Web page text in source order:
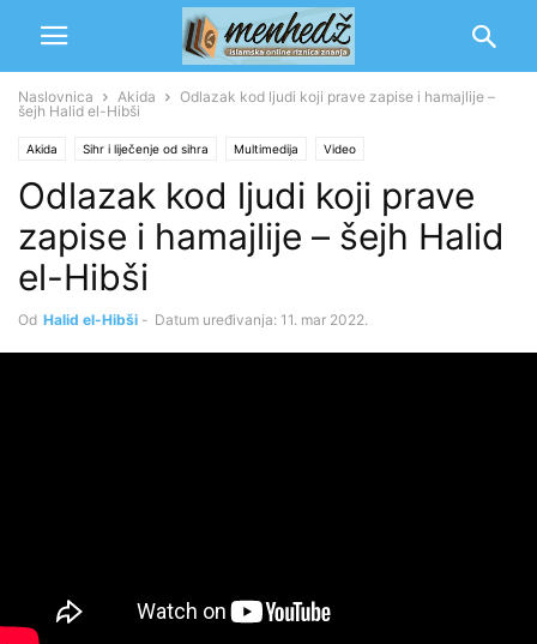
Naslovnica Akida
Odlazak kod ljudi koji prave zapise i hamajlije –
šejh Halid el-Hibši
Akida Sihr i liječenje od sihra Multimedija Video
Odlazak kod ljudi koji prave
zapise i hamajlije – šejh Halid
el-Hibši
Od Halid el-Hibši - Datum uređivanja: 11. mar 2022.